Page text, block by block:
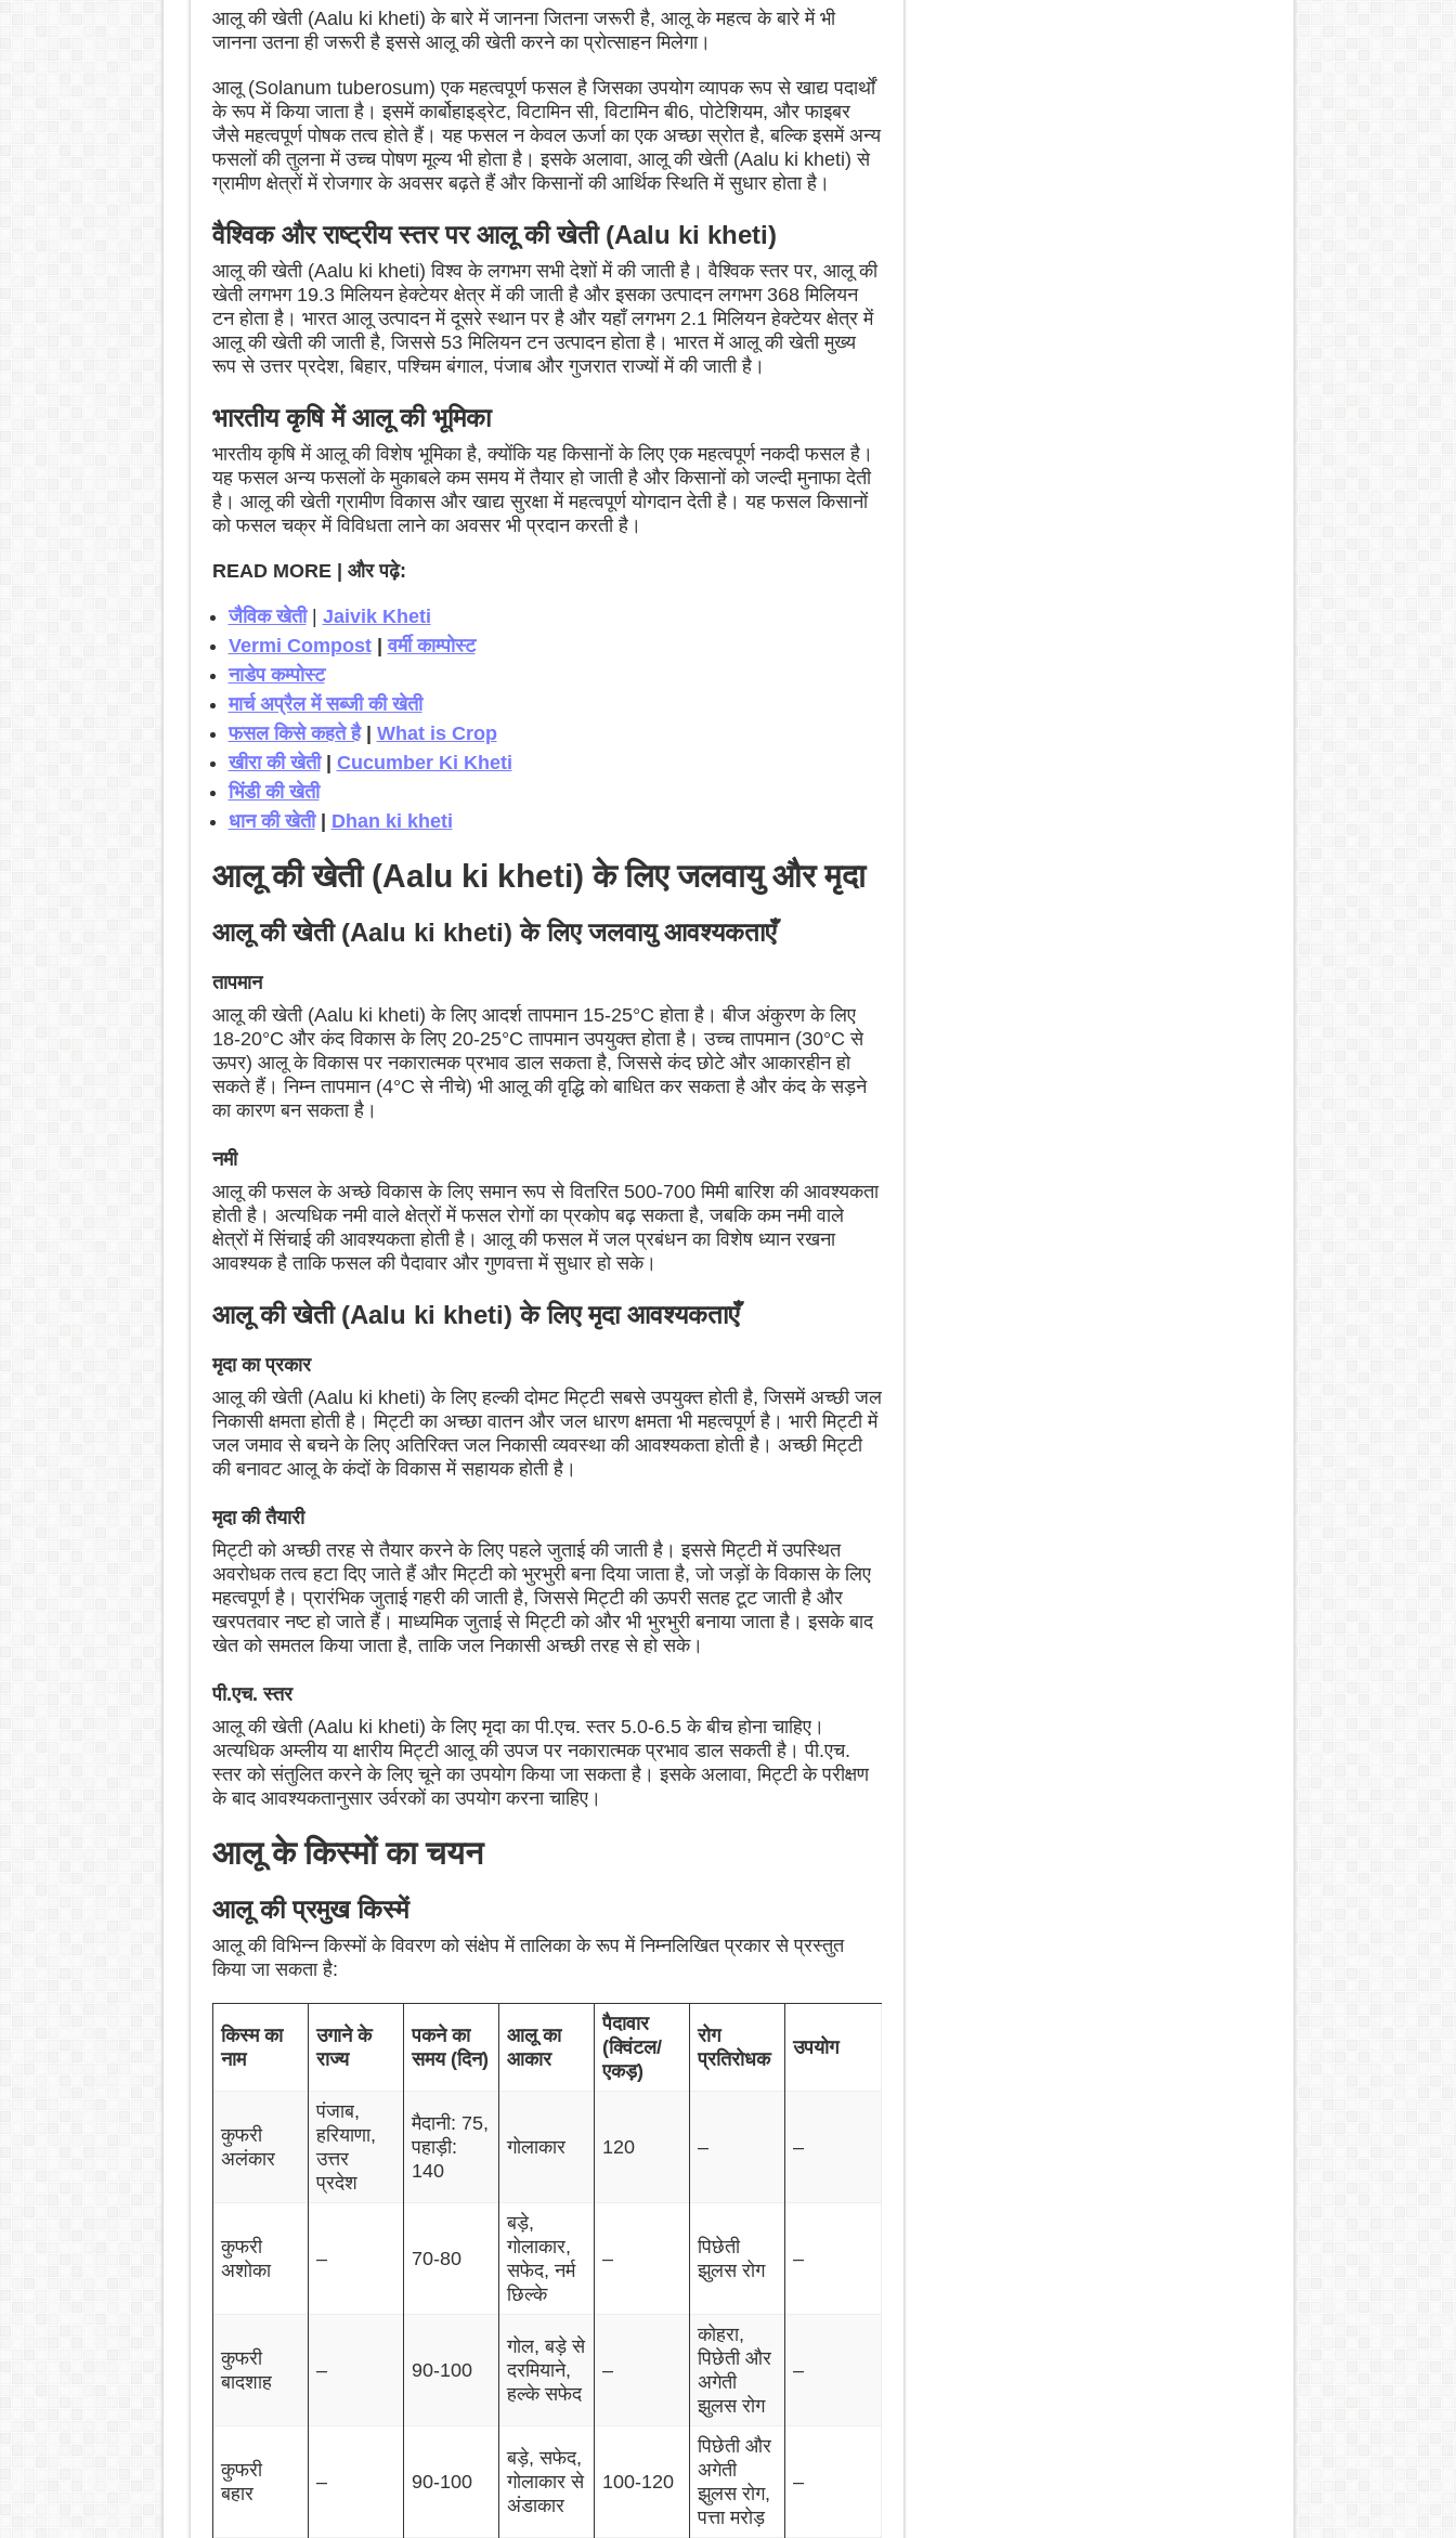
आलू की खेती (Aalu ki kheti) के बारे में जानना जितना जरूरी है, आलू के महत्व के बारे में भी
जानना उतना ही जरूरी है इससे आलू की खेती करने का प्रोत्साहन मिलेगा।
आलू (Solanum tuberosum) एक महत्वपूर्ण फसल है जिसका उपयोग व्यापक रूप से खाद्य पदार्थों
के रूप में किया जाता है। इसमें कार्बोहाइड्रेट, विटामिन सी, विटामिन बी6, पोटेशियम, और फाइबर
जैसे महत्वपूर्ण पोषक तत्व होते हैं। यह फसल न केवल ऊर्जा का एक अच्छा स्रोत है, बल्कि इसमें अन्य
फसलों की तुलना में उच्च पोषण मूल्य भी होता है। इसके अलावा, आलू की खेती (Aalu ki kheti) से
ग्रामीण क्षेत्रों में रोजगार के अवसर बढ़ते हैं और किसानों की आर्थिक स्थिति में सुधार होता है।
वैश्विक और राष्ट्रीय स्तर पर आलू की खेती (Aalu ki kheti)
आलू की खेती (Aalu ki kheti) विश्व के लगभग सभी देशों में की जाती है। वैश्विक स्तर पर, आलू की
खेती लगभग 19.3 मिलियन हेक्टेयर क्षेत्र में की जाती है और इसका उत्पादन लगभग 368 मिलियन
टन होता है। भारत आलू उत्पादन में दूसरे स्थान पर है और यहाँ लगभग 2.1 मिलियन हेक्टेयर क्षेत्र में
आलू की खेती की जाती है, जिससे 53 मिलियन टन उत्पादन होता है। भारत में आलू की खेती मुख्य
रूप से उत्तर प्रदेश, बिहार, पश्चिम बंगाल, पंजाब और गुजरात राज्यों में की जाती है।
भारतीय कृषि में आलू की भूमिका
भारतीय कृषि में आलू की विशेष भूमिका है, क्योंकि यह किसानों के लिए एक महत्वपूर्ण नकदी फसल है।
यह फसल अन्य फसलों के मुकाबले कम समय में तैयार हो जाती है और किसानों को जल्दी मुनाफा देती
है। आलू की खेती ग्रामीण विकास और खाद्य सुरक्षा में महत्वपूर्ण योगदान देती है। यह फसल किसानों
को फसल चक्र में विविधता लाने का अवसर भी प्रदान करती है।
READ MORE | और पढ़े:
जैविक खेती| Jaivik Kheti
Vermi Compost|वर्मी काम्पोस्ट
नाडेप कम्पोस्ट
मार्च अप्रैल में सब्जी की खेती
फसल किसे कहते है| What is Crop
खीरा की खेती| Cucumber Ki Kheti
भिंडी की खेती
धान की खेती| Dhan ki kheti
आलू की खेती (Aalu ki kheti) के लिए जलवायु और मृदा
आलू की खेती (Aalu ki kheti) के लिए जलवायु आवश्यकताएँ
तापमान
आलू की खेती (Aalu ki kheti) के लिए आदर्श तापमान 15-25°C होता है। बीज अंकुरण के लिए
18-20°C और कंद विकास के लिए 20-25°C तापमान उपयुक्त होता है। उच्च तापमान (30°C से
ऊपर) आलू के विकास पर नकारात्मक प्रभाव डाल सकता है, जिससे कंद छोटे और आकारहीन हो
सकते हैं। निम्न तापमान (4°C से नीचे) भी आलू की वृद्धि को बाधित कर सकता है और कंद के सड़ने
का कारण बन सकता है।
नमी
आलू की फसल के अच्छे विकास के लिए समान रूप से वितरित 500-700 मिमी बारिश की आवश्यकता
होती है। अत्यधिक नमी वाले क्षेत्रों में फसल रोगों का प्रकोप बढ़ सकता है, जबकि कम नमी वाले
क्षेत्रों में सिंचाई की आवश्यकता होती है। आलू की फसल में जल प्रबंधन का विशेष ध्यान रखना
आवश्यक है ताकि फसल की पैदावार और गुणवत्ता में सुधार हो सके।
आलू की खेती (Aalu ki kheti) के लिए मृदा आवश्यकताएँ
मृदा का प्रकार
आलू की खेती (Aalu ki kheti) के लिए हल्की दोमट मिट्टी सबसे उपयुक्त होती है, जिसमें अच्छी जल
निकासी क्षमता होती है। मिट्टी का अच्छा वातन और जल धारण क्षमता भी महत्वपूर्ण है। भारी मिट्टी में
जल जमाव से बचने के लिए अतिरिक्त जल निकासी व्यवस्था की आवश्यकता होती है। अच्छी मिट्टी
की बनावट आलू के कंदों के विकास में सहायक होती है।
मृदा की तैयारी
मिट्टी को अच्छी तरह से तैयार करने के लिए पहले जुताई की जाती है। इससे मिट्टी में उपस्थित
अवरोधक तत्व हटा दिए जाते हैं और मिट्टी को भुरभुरी बना दिया जाता है, जो जड़ों के विकास के लिए
महत्वपूर्ण है। प्रारंभिक जुताई गहरी की जाती है, जिससे मिट्टी की ऊपरी सतह टूट जाती है और
खरपतवार नष्ट हो जाते हैं। माध्यमिक जुताई से मिट्टी को और भी भुरभुरी बनाया जाता है। इसके बाद
खेत को समतल किया जाता है, ताकि जल निकासी अच्छी तरह से हो सके।
पी.एच. स्तर
आलू की खेती (Aalu ki kheti) के लिए मृदा का पी.एच. स्तर 5.0-6.5 के बीच होना चाहिए।
अत्यधिक अम्लीय या क्षारीय मिट्टी आलू की उपज पर नकारात्मक प्रभाव डाल सकती है। पी.एच.
स्तर को संतुलित करने के लिए चूने का उपयोग किया जा सकता है। इसके अलावा, मिट्टी के परीक्षण
के बाद आवश्यकतानुसार उर्वरकों का उपयोग करना चाहिए।
आलू के किस्मों का चयन
आलू की प्रमुख किस्में
आलू की विभिन्न किस्मों के विवरण को संक्षेप में तालिका के रूप में निम्नलिखित प्रकार से प्रस्तुत
किया जा सकता है:
किस्म का
नाम
उगाने के
राज्य
पकने का
समय (दिन)
आलू का
आकार
पैदावार
(क्विंटल/
एकड़)
रोग
प्रतिरोधक
उपयोग
कुफरी
अलंकार
पंजाब,
हरियाणा,
उत्तर
प्रदेश
मैदानी: 75,
पहाड़ी:
140
गोलाकार 120 – –
कुफरी
अशोका
– 70-80
बड़े,
गोलाकार,
सफेद, नर्म
छिल्के
–
पिछेती
झुलस रोग
–
कुफरी
बादशाह
– 90-100
गोल, बड़े से
दरमियाने,
हल्के सफेद
–
कोहरा,
पिछेती और
अगेती
झुलस रोग
–
कुफरी
बहार
– 90-100
बड़े, सफेद,
गोलाकार से
अंडाकार
100-120
पिछेती और
अगेती
झुलस रोग,
पत्ता मरोड़
–